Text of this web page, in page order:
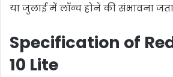
या जुलाई में लॉन्च होने की संभावना
Specification of
10 Lite